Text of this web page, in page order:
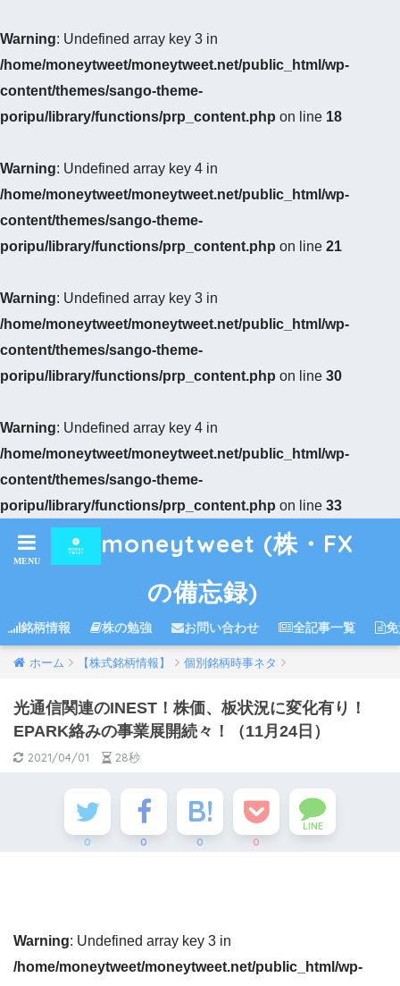
Warning: Undefined array key 3 in
/home/moneytweet/moneytweet.net/public_html/wp-
content/themes/sango-theme-
poripu/library/functions/prp_content.php on line 18
Warning: Undefined array key 4 in
/home/moneytweet/moneytweet.net/public_html/wp-
content/themes/sango-theme-
poripu/library/functions/prp_content.php on line 21
Warning: Undefined array key 3 in
/home/moneytweet/moneytweet.net/public_html/wp-
content/themes/sango-theme-
poripu/library/functions/prp_content.php on line 30
Warning: Undefined array key 4 in
/home/moneytweet/moneytweet.net/public_html/wp-
content/themes/sango-theme-
poripu/library/functions/prp_content.php on line 33
moneytweet (株・FX
の備忘録)
銘柄情報 株の勉強 お問い合わせ 全記事一覧
ホーム 【株式銘柄情報】 個別銘柄時事ネタ
光通信関連のINEST！株価、板状況に変化有り！
EPARK絡みの事業展開続々！（11月24日）
2021/04/01 28秒
0 0 0 0
LINE
Warning: Undefined array key 3 in
/home/moneytweet/moneytweet.net/public_html/wp-